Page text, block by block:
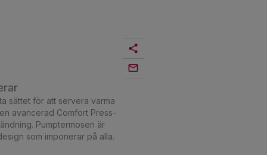
sättet för att servera varma
avancerad Comfort Press-
Pumptermosen är
som imponerar på alla.